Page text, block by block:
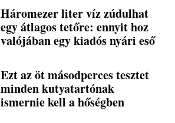
Háromezer liter víz zúdulhat
egy átlagos tetőre: ennyit hoz
valójában egy kiadós nyári eső
Ezt az öt másodperces tesztet
minden kutyatartónak
ismernie kell a hőségben